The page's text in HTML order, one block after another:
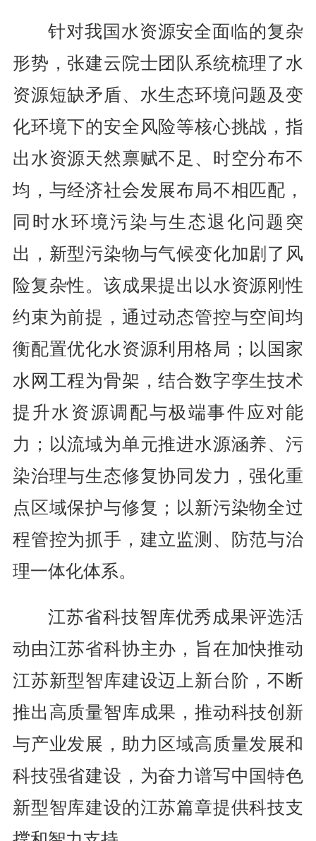
针对我国水资源安全面临的复杂
形势，张建云院士团队系统梳理了水
资源短缺矛盾、水生态环境问题及变
化环境下的安全风险等核心挑战，指
出水资源天然禀赋不足、时空分布不
均，与经济社会发展布局不相匹配，
同时水环境污染与生态退化问题突
出，新型污染物与气候变化加剧了风
险复杂性。该成果提出以水资源刚性
约束为前提，通过动态管控与空间均
衡配置优化水资源利用格局；以国家
水网工程为骨架，结合数字孪生技术
提升水资源调配与极端事件应对能
力；以流域为单元推进水源涵养、污
染治理与生态修复协同发力，强化重
点区域保护与修复；以新污染物全过
程管控为抓手，建立监测、防范与治
理一体化体系。
江苏省科技智库优秀成果评选活
动由江苏省科协主办，旨在加快推动
江苏新型智库建设迈上新台阶，不断
推出高质量智库成果，推动科技创新
与产业发展，助力区域高质量发展和
科技强省建设，为奋力谱写中国特色
新型智库建设的江苏篇章提供科技支